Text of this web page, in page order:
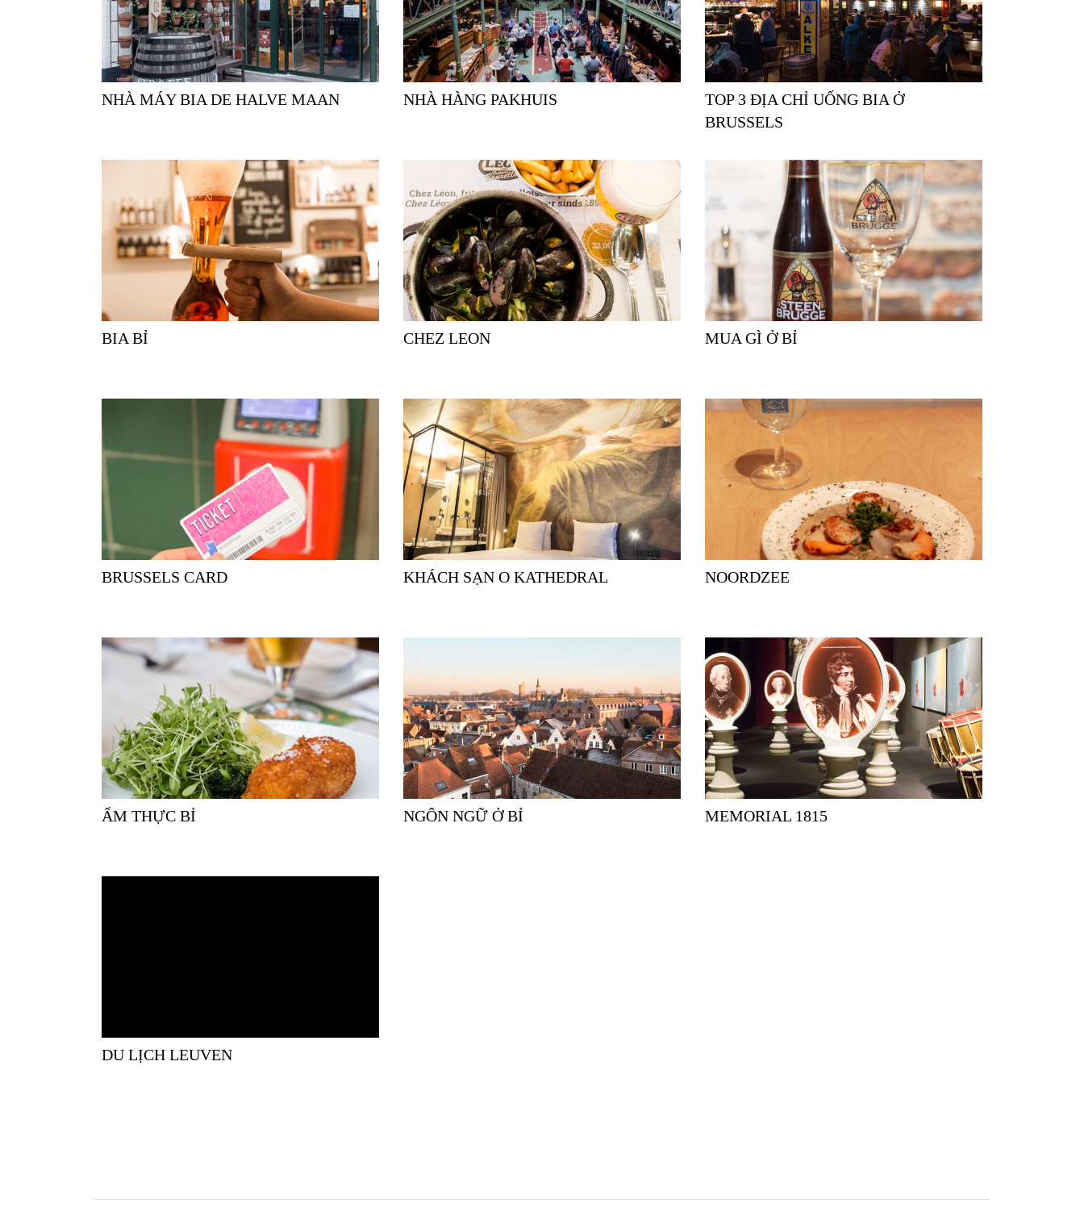
NHÀ MÁY BIA DE HALVE MAAN NHÀ HÀNG PAKHUIS
TOP 3 ĐỊA CHỈ UỐNG BIA Ở
BRUSSELS
BIA BỈ CHEZ LEON MUA GÌ Ở BỈ
BRUSSELS CARD KHÁCH SẠN O KATHEDRAL NOORDZEE
ẨM THỰC BỈ NGÔN NGỮ Ở BỈ MEMORIAL 1815
DU LỊCH LEUVEN